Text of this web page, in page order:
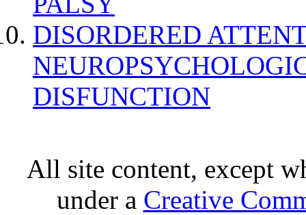
DISORDERED
DISFUNCTION
All site content, except
under a Creative